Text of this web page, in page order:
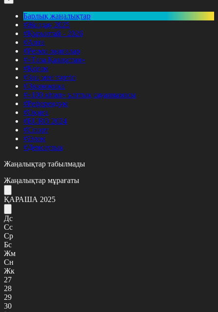
Барлық жаңалықтар
#Жолдау 2025
#Құрылтай - 2026
#Апта
#Ресми оқиғалар
#«Таза Қазақстан»
#Қоғам
#Заң мен тәртіп
#Экономика
#«100 кітап» ұлттық сауалнамасы
#Референдум
#Оқиға
#EURO 2024
#Спорт
#Әлем
#Денсаулық
Жаңалықтар табылмады
Жаңалықтар мұрағаты
ҚАРАША 2025
Дс
Сс
Ср
Бс
Жм
Сн
Жк
27
28
29
30